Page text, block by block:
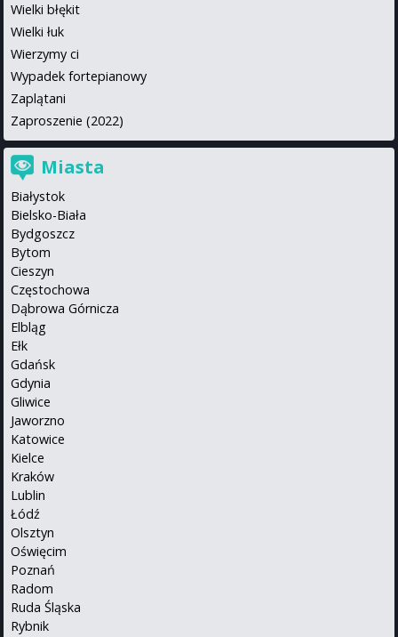
Wielki błękit
Wielki łuk
Wierzymy ci
Wypadek fortepianowy
Zaplątani
Zaproszenie (2022)
Miasta
Białystok
Bielsko-Biała
Bydgoszcz
Bytom
Cieszyn
Częstochowa
Dąbrowa Górnicza
Elbląg
Ełk
Gdańsk
Gdynia
Gliwice
Jaworzno
Katowice
Kielce
Kraków
Lublin
Łódź
Olsztyn
Oświęcim
Poznań
Radom
Ruda Śląska
Rybnik